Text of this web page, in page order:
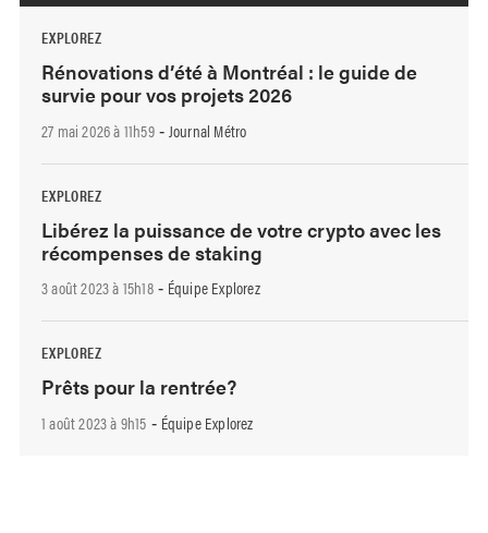
EXPLOREZ
Rénovations d’été à Montréal : le guide de
survie pour vos projets 2026
27 mai 2026 à 11h59- Journal Métro
EXPLOREZ
Libérez la puissance de votre crypto avec les
récompenses de staking
3 août 2023 à 15h18- Équipe Explorez
EXPLOREZ
Prêts pour la rentrée?
1 août 2023 à 9h15 - Équipe Explorez